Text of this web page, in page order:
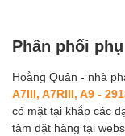
Phân phối
Hoằng Quân - nhà
A7III, A7RIII, A9 -
có mặt tại khắp các
tâm đặt hàng tại